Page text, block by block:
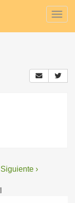
Siguiente ›